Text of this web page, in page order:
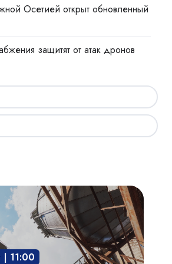
Осетией открыт обновленный
защитят от атак дронов
| 11:00